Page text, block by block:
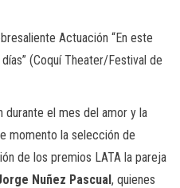
Actuación “En este
(Coquí Theater/Festival de
durante el mes del amor y la
momento la selección de
de los premios LATA la pareja
Nuñez Pascual, quienes